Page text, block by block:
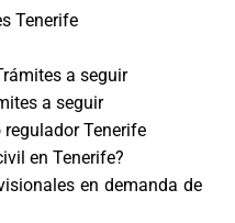
Tenerife
a seguir
a seguir
Tenerife
en Tenerife?
en demanda de